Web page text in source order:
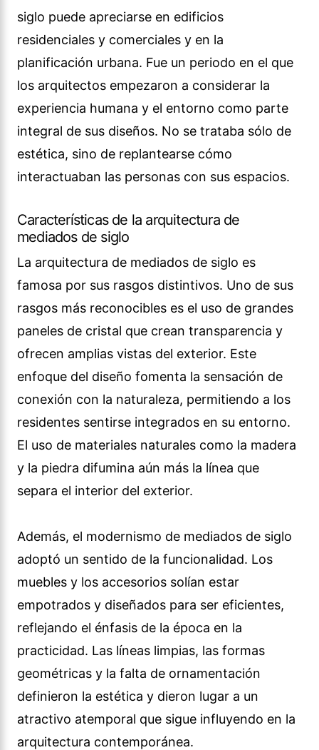
siglo puede apreciarse en edificios
residenciales y comerciales y en la
planificación urbana. Fue un periodo en el que
los arquitectos empezaron a considerar la
experiencia humana y el entorno como parte
integral de sus diseños. No se trataba sólo de
estética, sino de replantearse cómo
interactuaban las personas con sus espacios.
Características de la arquitectura de
mediados de siglo
La arquitectura de mediados de siglo es
famosa por sus rasgos distintivos. Uno de sus
rasgos más reconocibles es el uso de grandes
paneles de cristal que crean transparencia y
ofrecen amplias vistas del exterior. Este
enfoque del diseño fomenta la sensación de
conexión con la naturaleza, permitiendo a los
residentes sentirse integrados en su entorno.
El uso de materiales naturales como la madera
y la piedra difumina aún más la línea que
separa el interior del exterior.
Además, el modernismo de mediados de siglo
adoptó un sentido de la funcionalidad. Los
muebles y los accesorios solían estar
empotrados y diseñados para ser eficientes,
reflejando el énfasis de la época en la
practicidad. Las líneas limpias, las formas
geométricas y la falta de ornamentación
definieron la estética y dieron lugar a un
atractivo atemporal que sigue influyendo en la
arquitectura contemporánea.